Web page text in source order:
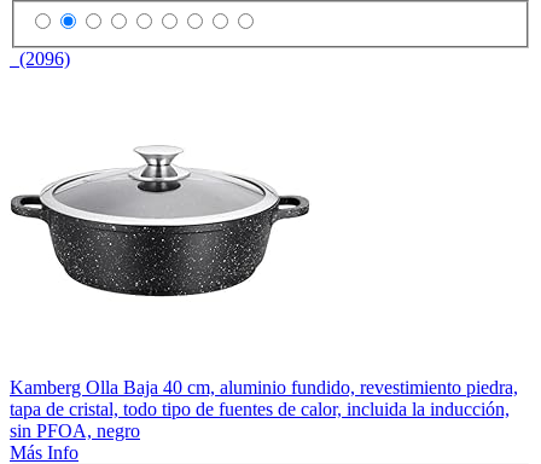
(2096)
Kamberg Olla Baja 40 cm, aluminio fundido, revestimiento piedra,
tapa de cristal, todo tipo de fuentes de calor, incluida la inducción,
sin PFOA, negro
Más Info